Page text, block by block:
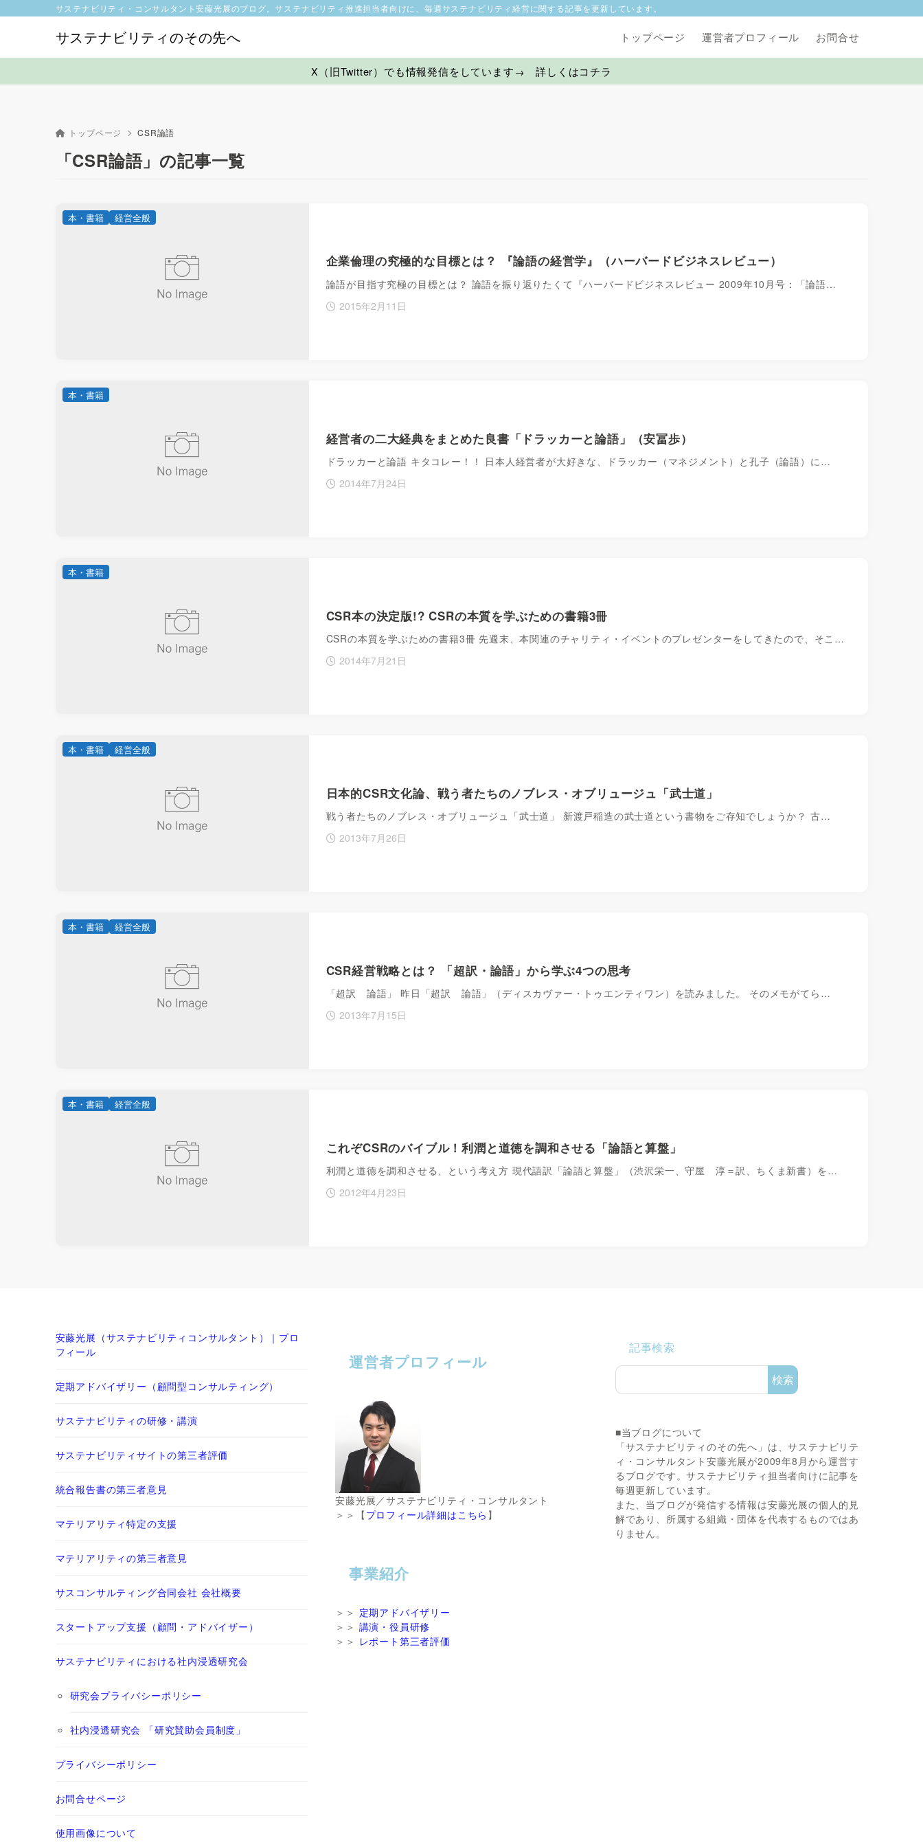
サステナビリティのその先へ
サステナビリティ・コンサルタント安藤光展のブログ。サステナビリティ推進担当者向けに、毎週サステナビリティ経営に関する記事を更新しています。
トップページ 運営者プロフィール お問合せ
X（旧Twitter）でも情報発信をしています→ 詳しくはコチラ
トップページ CSR論語
「CSR論語」の記事一覧
企業倫理の究極的な目標とは？ 『論語の経営学』（ハーバードビジネスレビュー）
論語が目指す究極の目標とは？ 論語を振り返りたくて『ハーバードビジネスレビュー 2009年10月号：「論語…
2015年2月11日
本・書籍 経営全般
経営者の二大経典をまとめた良書「ドラッカーと論語」（安冨歩）
ドラッカーと論語 キタコレー！！ 日本人経営者が大好きな、ドラッカー（マネジメント）と孔子（論語）に…
2014年7月24日
本・書籍
CSR本の決定版!? CSRの本質を学ぶための書籍3冊
CSRの本質を学ぶための書籍3冊 先週末、本関連のチャリティ・イベントのプレゼンターをしてきたので、そこ…
2014年7月21日
本・書籍
日本的CSR文化論、戦う者たちのノブレス・オブリュージュ「武士道」
戦う者たちのノブレス・オブリュージュ「武士道」 新渡戸稲造の武士道という書物をご存知でしょうか？ 古…
2013年7月26日
本・書籍 経営全般
CSR経営戦略とは？ 「超訳・論語」から学ぶ4つの思考
「超訳 論語」 昨日「超訳 論語」（ディスカヴァー・トゥエンティワン）を読みました。 そのメモがてら…
2013年7月15日
本・書籍 経営全般
これぞCSRのバイブル！利潤と道徳を調和させる「論語と算盤」
利潤と道徳を調和させる、という考え方 現代語訳「論語と算盤」（渋沢栄一、守屋 淳＝訳、ちくま新書）を…
2012年4月23日
本・書籍 経営全般
安藤光展（サステナビリティコンサルタント）｜プロ
フィール
定期アドバイザリー（顧問型コンサルティング）
サステナビリティの研修・講演
サステナビリティサイトの第三者評価
統合報告書の第三者意見
マテリアリティ特定の支援
マテリアリティの第三者意見
サスコンサルティング合同会社 会社概要
スタートアップ支援（顧問・アドバイザー）
サステナビリティにおける社内浸透研究会
研究会プライバシーポリシー
社内浸透研究会 「研究賛助会員制度」
プライバシーポリシー
お問合せページ
使用画像について
運営者プロフィール
安藤光展／サステナビリティ・コンサルタント
＞＞【 プロフィール詳細はこちら 】
事業紹介
＞＞ 定期アドバイザリー
＞＞ 講演・役員研修
＞＞ レポート第三者評価
記事検索
検索
■当ブログについて
「サステナビリティのその先へ」は、サステナビリテ
ィ・コンサルタント安藤光展が2009年8月から運営す
るブログです。サステナビリティ担当者向けに記事を
毎週更新しています。
また、当ブログが発信する情報は安藤光展の個人的見
解であり、所属する組織・団体を代表するものではあ
りません。